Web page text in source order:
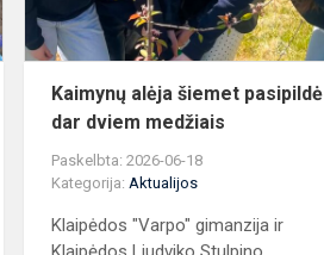
Kaimynų alėja šiemet pasipildė
dar dviem medžiais
Paskelbta: 2026-06-18
Kategorija:Aktualijos
Klaipėdos "Varpo" gimanzija ir